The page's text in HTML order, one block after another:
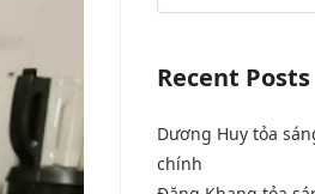
Recent Posts
Dương Huy tỏa
chính